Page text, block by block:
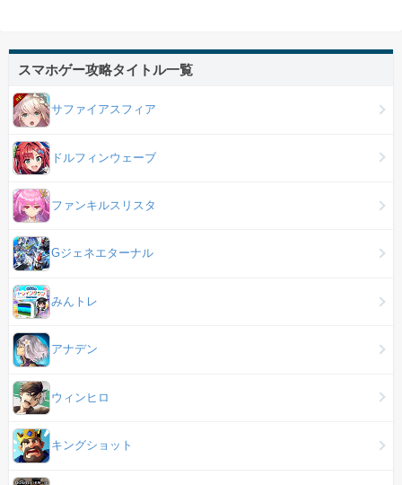
スマホゲー攻略タイトル一覧
サファイアスフィア
ドルフィンウェーブ
ファンキルスリスタ
Gジェネエターナル
みんトレ
アナデン
ウィンヒロ
キングショット